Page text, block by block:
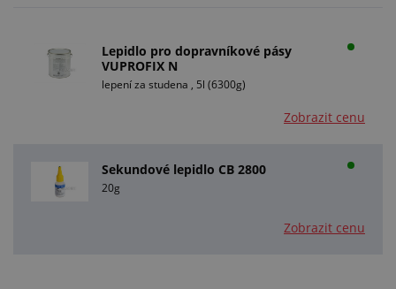
Lepidlo pro dopravníkové pásy
VUPROFIX N
lepení za studena , 5l (6300g)
Zobrazit cenu
Sekundové lepidlo CB 2800
20g
Zobrazit cenu